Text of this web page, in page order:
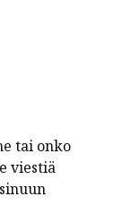
tai onko
viestiä